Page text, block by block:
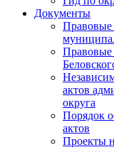
Документы
Правовые
Правовые
актов
округа
Порядок
актов
Проекты